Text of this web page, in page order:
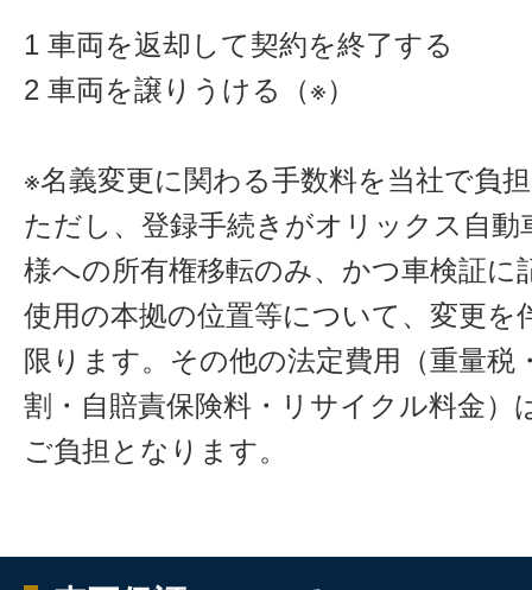
1 車両を返却して契約を終了する
2 車両を譲りうける（※）
※名義変更に関わる手数料を当社で負
ただし、登録手続きがオリックス自動
様への所有権移転のみ、かつ車検証に
使用の本拠の位置等について、変更を
限ります。その他の法定費用（重量税
割・自賠責保険料・リサイクル料金）
ご負担となります。